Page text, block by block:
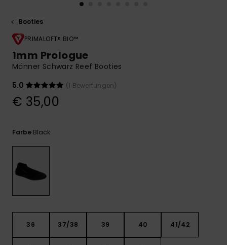
die häufigsten
unser
Booties
PRIMALOFT® BIO™
1mm Prologue
Männer Schwarz Reef Booties
5.0
(1 Bewertungen)
€ 35,00
Farbe Black
36 37/38 39 40 41/42